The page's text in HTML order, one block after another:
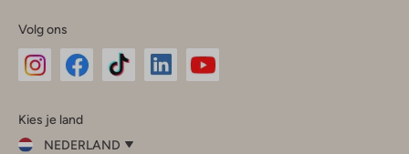
Volg ons
InstagramFacebook
Kies je land
NEDERLAND